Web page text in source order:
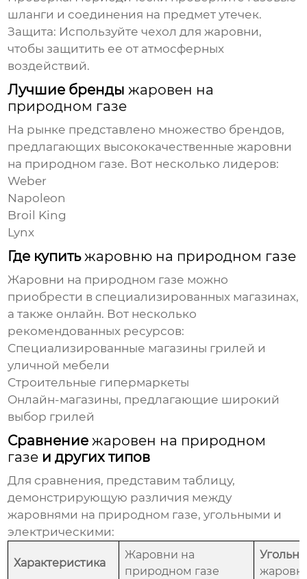
шланги и соединения на предмет утечек.
Защита: Используйте чехол дляжаровни,
чтобы защитить ее от атмосферных
воздействий.
Лучшие брендыжаровен на
природном газе
На рынке представлено множество брендов,
предлагающих высококачественныежаровни
на природном газе. Вот несколько лидеров:
Weber
Napoleon
Broil King
Lynx
Где купитьжаровню на природном газе
Жаровни на природном газе можно
приобрести в специализированных магазинах,
а также онлайн. Вот несколько
рекомендованных ресурсов:
Специализированные магазины грилей и
уличной мебели
Строительные гипермаркеты
Онлайн-магазины, предлагающие широкий
выбор грилей
Сравнениежаровен на природном
газе и других типов
Для сравнения, представим таблицу,
демонстрирующую различия между
жаровнями на природном газе, угольными и
электрическими:
Характеристика
Жаровни на
природном газе